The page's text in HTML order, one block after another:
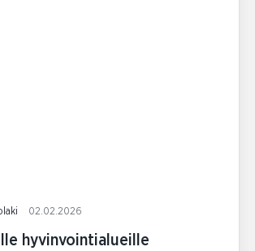
02.02.2026
hyvinvointialueille